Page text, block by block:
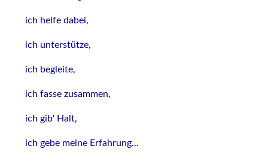
ich helfe dabei,
ich unterstütze,
ich begleite,
ich fasse zusammen,
ich gib' Halt,
ich gebe meine Erfahrung...